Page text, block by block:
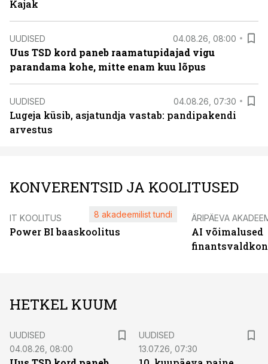
Kajak
UUDISED 04.08.26, 08:00
Uus TSD kord paneb raamatupidajad vigu
parandama kohe, mitte enam kuu lõpus
UUDISED 04.08.26, 07:30
Lugeja küsib, asjatundja vastab: pandipakendi
arvestus
KONVERENTSID JA KOOLITUSED
IT KOOLITUS
Power BI baaskoolitus
8 akadeemilist tundi ÄRIPÄEVA
AI võimalused
HETKEL KUUM
UUDISED
04.08.26, 08:00
UUDISED
13.07.26, 07:30